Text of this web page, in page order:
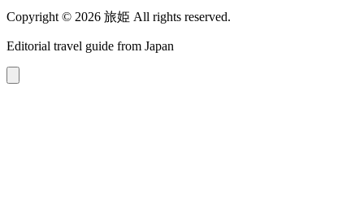
Copyright © 2026 旅姫 All rights reserved.
Editorial travel guide from Japan